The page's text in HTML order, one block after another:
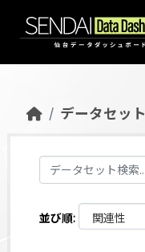
データセット
並び順